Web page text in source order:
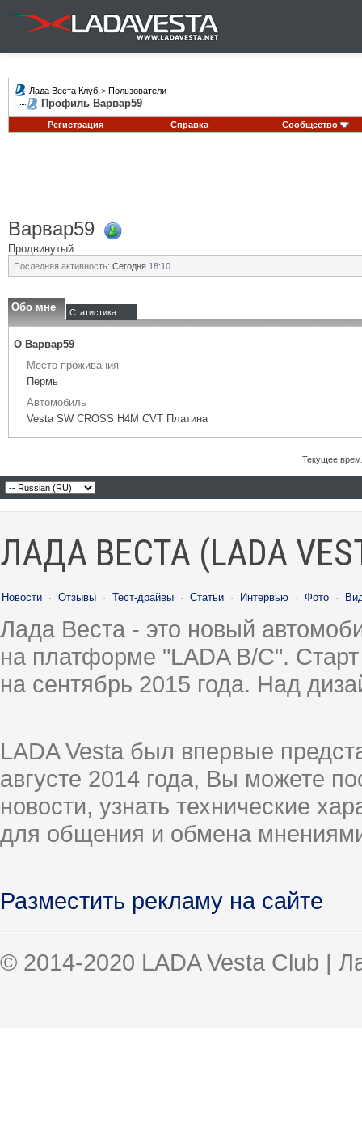
Лада Веста Клуб > Пользователи
Профиль Варвар59
Регистрация Справка Сообщество
Варвар59
Продвинутый
Последняя активность: Сегодня 18:10
Обо мне Статистика
О Варвар59
Место проживания
Пермь
Автомобиль
Vesta SW CROSS H4M CVT Платина
Текущее
ЛАДА ВЕСТА (LADA
Новости · Отзывы · Тест-драйвы · Статьи · Интервью · Фото ·
Лада Веста - это новый
на платформе "LADA B/C".
на сентябрь 2015 года. Над
LADA Vesta был впервые
августе 2014 года, Вы можете
новости, узнать технические
для общения и обмена
Разместить рекламу на сайте
© 2014-2020 LADA Vesta Club |